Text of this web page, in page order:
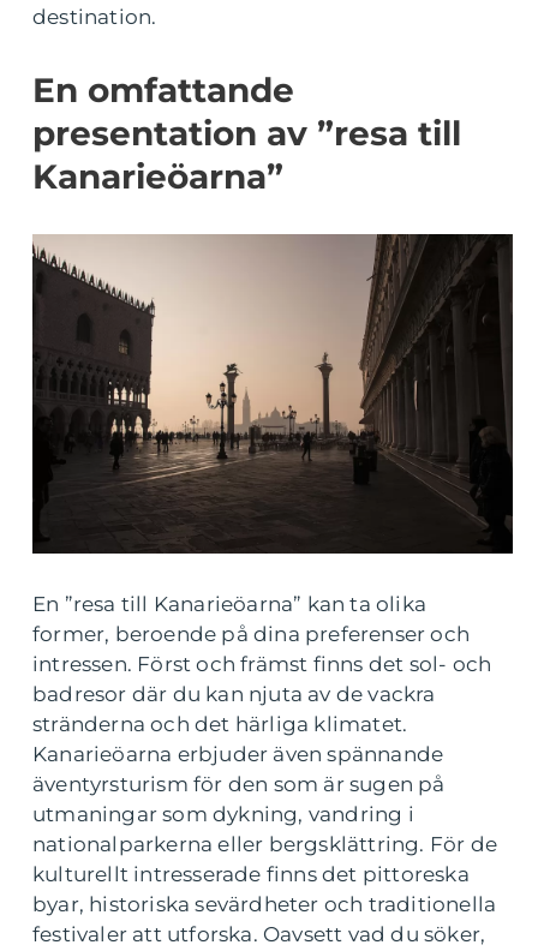
destination.
En omfattande
presentation av ”resa till
Kanarieöarna”
En ”resa till Kanarieöarna” kan ta olika
former, beroende på dina preferenser och
intressen. Först och främst finns det sol- och
badresor där du kan njuta av de vackra
stränderna och det härliga klimatet.
Kanarieöarna erbjuder även spännande
äventyrsturism för den som är sugen på
utmaningar som dykning, vandring i
nationalparkerna eller bergsklättring. För de
kulturellt intresserade finns det pittoreska
byar, historiska sevärdheter och traditionella
festivaler att utforska. Oavsett vad du söker,